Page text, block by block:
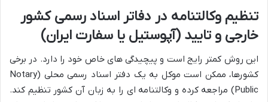
تنظیم وکالتنامه در دفاتر اسناد رسمی کشور
خارجی و تایید (آپوستیل یا سفارت ایران)
این روش کمتر رایج است و پیچیدگی های خاص خود را دارد. در برخی
کشورها، ممکن است موکل به یک دفتر اسناد رسمی محلی (Notary
Public) مراجعه کرده و وکالتنامه ای را به زبان آن کشور تنظیم کند.